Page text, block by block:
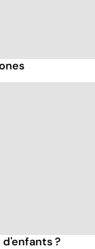
d'enfants ?